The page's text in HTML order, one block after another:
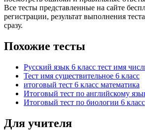
Все тесты представленные на сайте
регистрации, результат выполнения
сразу.
Похожие тесты
Русский язык 6 класс тест имя
Тест имя существительное 6 класс
итоговый тест 6 класс математика
Итоговый тест по английскому
Итоговый тест по биологии 6 класс
Для учителя